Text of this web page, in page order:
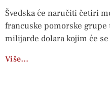
Švedska će naručiti četiri
francuske pomorske
milijarde dolara kojim će
Više…